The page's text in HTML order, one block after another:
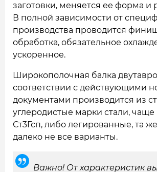
заготовки, меняется ее форма и
В полной зависимости от
производства проводится
обработка, обязательное
ускоренное.
Широкополочная балка
соответствии с действующими
документами производится из
углеродистые марки стали, чаще
Ст3Гсп, либо легированные, та
далеко не все варианты.
Важно! От характеристик